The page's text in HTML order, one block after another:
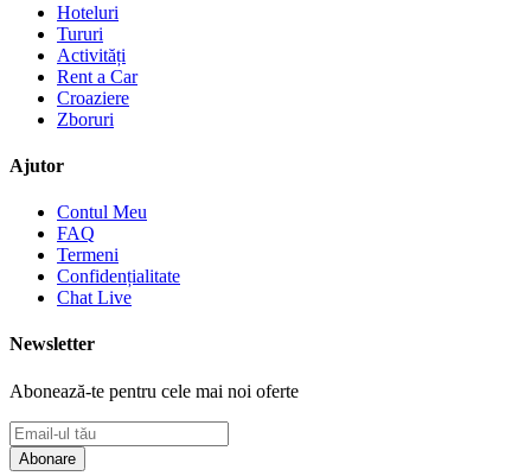
Hoteluri
Tururi
Activități
Rent a Car
Croaziere
Zboruri
Ajutor
Contul Meu
FAQ
Termeni
Confidențialitate
Chat Live
Newsletter
Abonează-te pentru cele mai noi oferte
Abonare